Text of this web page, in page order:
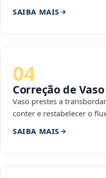
SAIBA MAIS
04
Correção de
Vaso prestes a
conter e restabelecer o
SAIBA MAIS